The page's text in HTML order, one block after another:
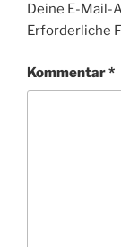
Deine E-Mail-
Erforderliche
Kommentar*